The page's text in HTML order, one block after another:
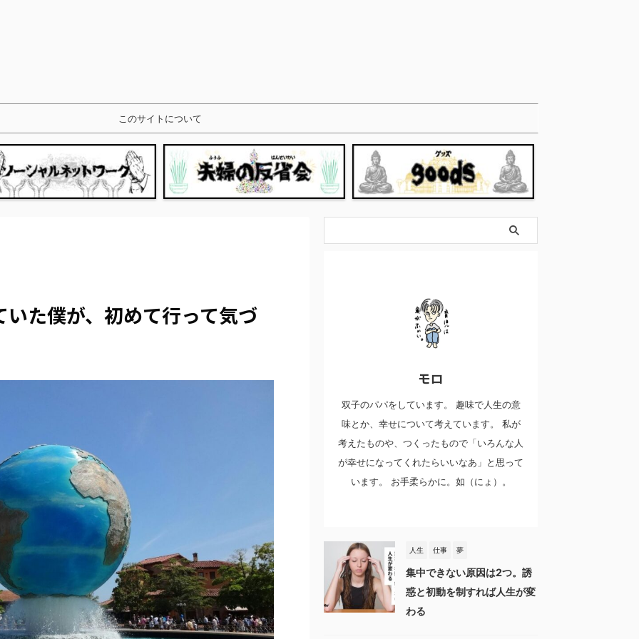
このサイトについて
た僕が、初めて行って気づ
モロ
双子のパパをしています。 趣味で人生の意
味とか、幸せについて考えています。 私が
考えたものや、つくったもので「いろんな人
が幸せになってくれたらいいなあ」と思って
います。 お手柔らかに。如（にょ）。
人生 仕事 夢
集中できない原因は2つ。誘
惑と初動を制すれば人生が変
わる